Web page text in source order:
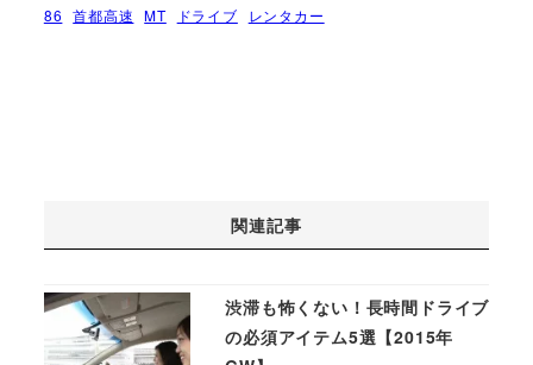
86 首都高速 MT ドライブ レンタカー
関連記事
渋滞も怖くない！長時間ドライブ
の必須アイテム5選【2015年